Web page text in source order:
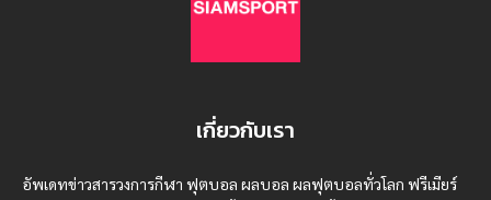
เกี่ยวกับเรา
อัพเดทข่าวสารวงการกีฬา ฟุตบอล ผลบอล ผลฟุตบอลทั่วโลก ฟรีเมียร์